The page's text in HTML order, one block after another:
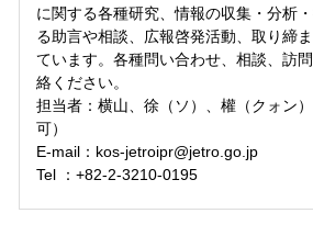
に関する各種研究、情報の収集・分析
る助言や相談、広報啓発活動、取り締
ています。各種問い合わせ、相談、訪
絡ください。
担当者：横山、徐（ソ）、權（クォン
可）
E-mail：kos-jetroipr@jetro.go.jp
Tel ：+82-2-3210-0195